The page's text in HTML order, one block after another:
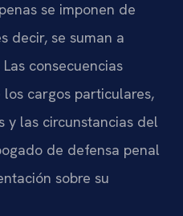
se imponen de
decir, se suman a
consecuencias
cargos particulares,
y las circunstancias del
de defensa penal
sobre su